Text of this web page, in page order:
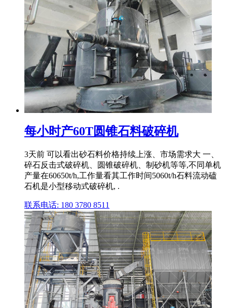
每小时产60T圆锥石料破碎机
3天前 可以看出砂石料价格持续上涨、市场需求大 一、
碎石反击式破碎机、圆锥破碎机、制砂机等等,不同单机
产量在60650t/h,工作量看其工作时间5060t/h石料流动磕
石机是小型移动式破碎机, .
联系电话: 180 3780 8511